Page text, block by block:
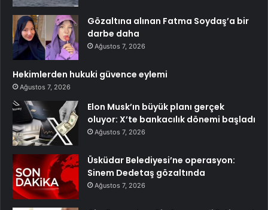
Gözaltına alınan Fatma Soydaş’a bir
darbe daha
Ağustos 7, 2026
Hekimlerden hukuki güvence eylemi
Ağustos 7, 2026
Elon Musk’ın büyük planı gerçek
oluyor: X’te bankacılık dönemi başladı
Ağustos 7, 2026
Üsküdar Belediyesi’ne operasyon:
Sinem Dedetaş gözaltında
Ağustos 7, 2026